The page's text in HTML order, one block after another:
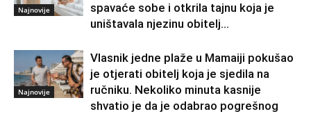
Najnovije
spavaće sobe i otkrila tajnu koja je
uništavala njezinu obitelj…
Najnovije
Vlasnik jedne plaže u Mamaiji pokušao
je otjerati obitelj koja je sjedila na
ručniku. Nekoliko minuta kasnije
shvatio je da je odabrao pogrešnog